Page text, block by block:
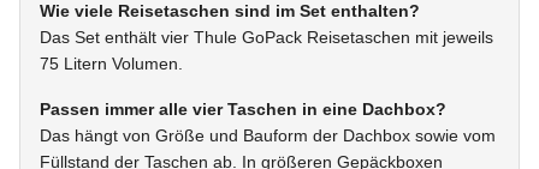
Wie viele Reisetaschen sind im Set enthalten?
Das Set enthält vier Thule GoPack Reisetaschen mit jeweils
75 Litern Volumen.
Passen immer alle vier Taschen in eine Dachbox?
Das hängt von Größe und Bauform der Dachbox sowie vom
Füllstand der Taschen ab. In größeren Gepäckboxen